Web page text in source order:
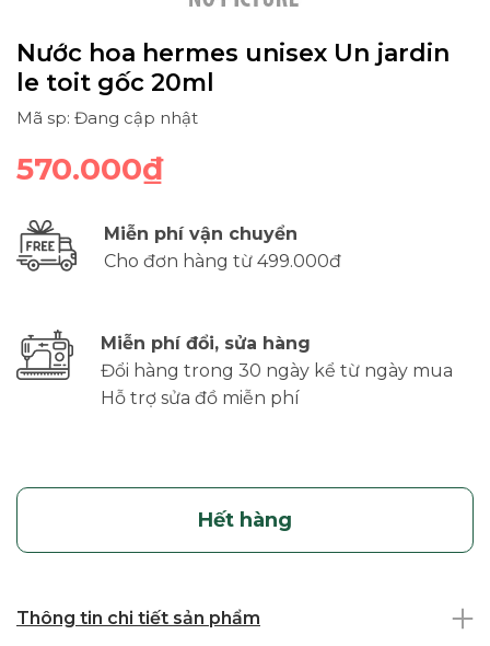
Nước hoa hermes unisex Un jardin
le toit gốc 20ml
Mã sp: Đang cập nhật
570.000₫
Miễn phí vận chuyển
Cho đơn hàng từ 499.000đ
Miễn phí đổi, sửa hàng
Đổi hàng trong 30 ngày kể từ ngày mua
Hỗ trợ sửa đồ miễn phí
Hết hàng
Thông tin chi tiết sản phẩm